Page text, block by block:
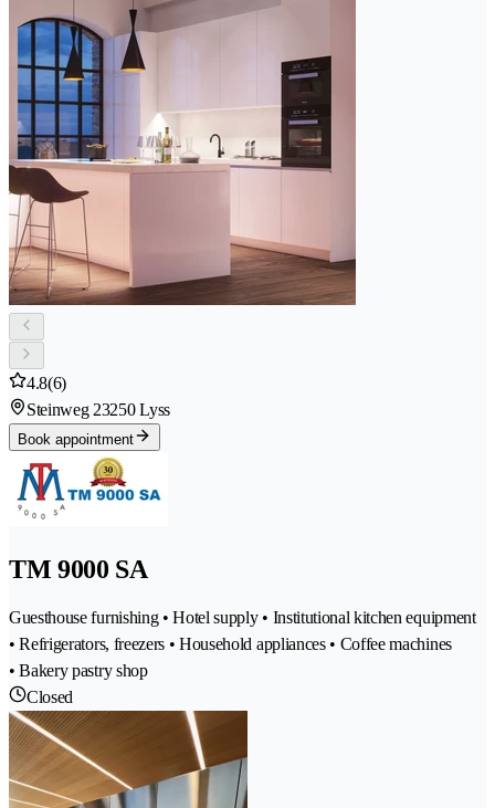
4.8(6)
Steinweg 23250 Lyss
Book appointment
TM 9000 SA
Guesthouse furnishing • Hotel supply • Institutional kitchen equipment
• Refrigerators, freezers • Household appliances • Coffee machines
• Bakery pastry shop
Closed